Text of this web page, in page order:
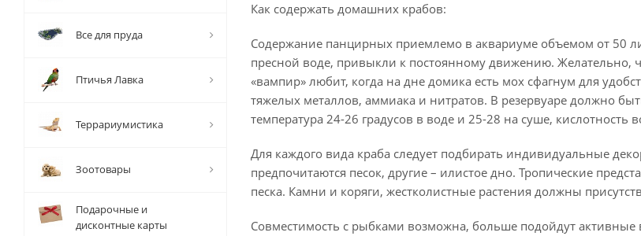
Как содержать домашних крабов:
Содержание панцирных приемлемо в аквариуме объемом от 50
пресной воде, привыкли к постоянному движению.
«вампир» любит, когда на дне домика есть мох сфагнум для
тяжелых металлов, аммиака и нитратов. В резервуаре должно
температура 24-26 градусов в воде и 25-28 на суше, кислотность
Для каждого вида краба следует подбирать индивидуальные
предпочитаются песок, другие – илистое дно. Тропические
песка. Камни и коряги, жестколистные растения должны
Совместимость с рыбками возможна, больше подойдут
Все для пруда
Птичья Лавка
Террариумистика
Зоотовары
Подарочные и
дисконтные карты